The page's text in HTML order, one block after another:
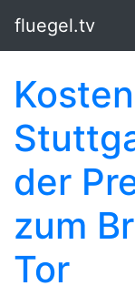
fluegel.tv
der
zum
Tor